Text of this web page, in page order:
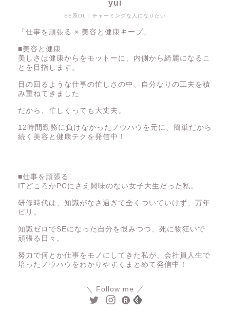
SE系OL | チャーミングな人になりたい
yui
「仕事を頑張る × 美容と健康キープ」
■美容と健康
美しさは健康からをモットーに、内側から綺麗になるこ
とを目指します。
目の回るような仕事の忙しさの中、自分なりの工夫を積
み重ねてきました
だから、忙しくっても大丈夫。
12時間勤務に負けなかったノウハウを元に、簡単だから
続く美容と健康テクを発信中！
■仕事を頑張る
ITどころかPCにさえ興味のない女子大生だった私。
研修時代は、知識がなさ過ぎて全くついていけず、万年
ビリ。
知識ゼロでSEになった自分を恨みつつ、死に物狂いで
頑張る日々。
努力で何とか仕事をモノにしてきた私が、会社員人生で
培ったノウハウをわかりやすくまとめて発信中！
＼ Follow me ／
仕事
人間関係
美容と健康